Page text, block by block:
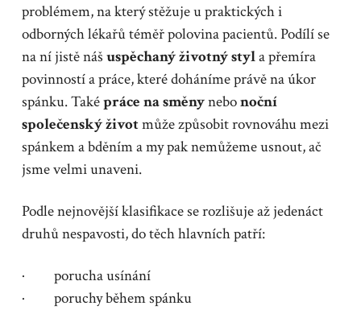
problémem, na který stěžuje u praktických i
odborných lékařů téměř polovina pacientů. Podílí se
na ní jistě náš uspěchaný životný styla přemíra
povinností a práce, které doháníme právě na úkor
spánku. Taképráce na směnynebonoční
společenský životmůže způsobit rovnováhu mezi
spánkem a bděním a my pak nemůžeme usnout, ač
jsme velmi unaveni.
Podle nejnovější klasifikace se rozlišuje až jedenáct
druhů nespavosti, do těch hlavních patří:
· porucha usínání
· poruchy během spánku